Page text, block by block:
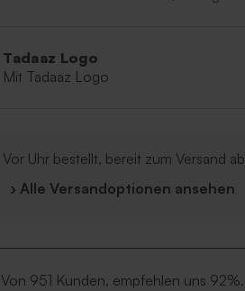
Tadaaz Logo
Mit Tadaaz Logo
Vor Uhr bestellt, bereit zum Versand ab
› Alle Versandoptionen ansehen
Von 951 Kunden, empfehlen uns 92%.